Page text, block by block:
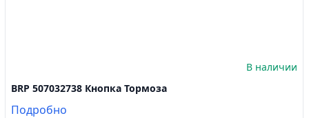
В наличии
BRP 507032738 Кнопка Тормоза
Подробно